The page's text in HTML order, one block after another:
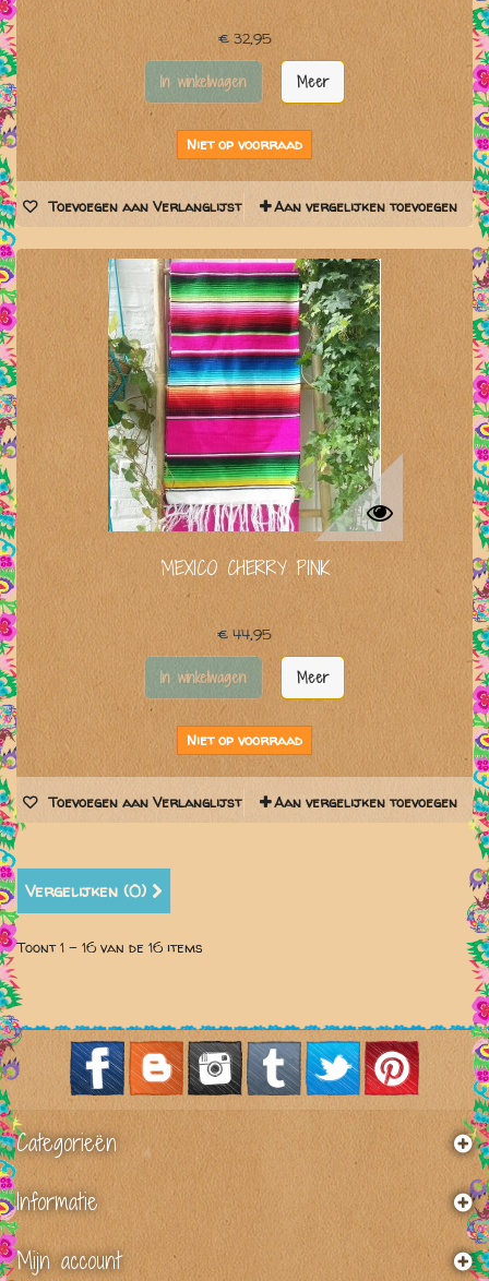
€ 32,95
In winkelwagen Meer
Niet op voorraad
Toevoegen aan Verlanglijst Aan vergelijken toevoegen
MEXICO CHERRY PINK
€ 44,95
In winkelwagen Meer
Niet op voorraad
Toevoegen aan Verlanglijst Aan vergelijken toevoegen
Vergelijken (0)
Toont 1 - 16 van de 16 items
Categorieën
Informatie
Mijn account